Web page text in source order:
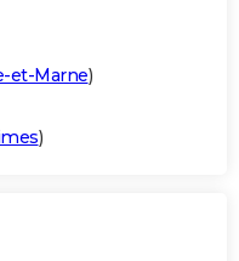
et-Marne)
)